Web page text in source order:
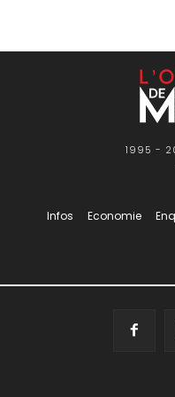
1995 -
Infos Economie